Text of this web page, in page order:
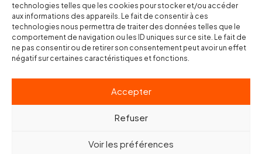
technologies telles que les cookies pour stocker et/ou accéder
aux informations des appareils. Le fait de consentir à ces
technologies nous permettra de traiter des données telles que le
comportement de navigation ou les ID uniques sur ce site. Le fait de
ne pas consentir ou de retirer son consentement peut avoir un effet
négatif sur certaines caractéristiques et fonctions.
Accepter
Refuser
Voir les préférences